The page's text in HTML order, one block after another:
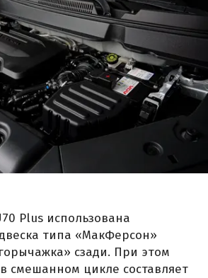
Plus использована
типа «МакФерсон»
сзади. При этом
смешанном цикле составляет